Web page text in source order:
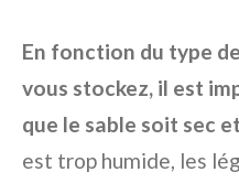
En fonction du type
vous stockez, il est
que le sable soit sec
est trop humide, les